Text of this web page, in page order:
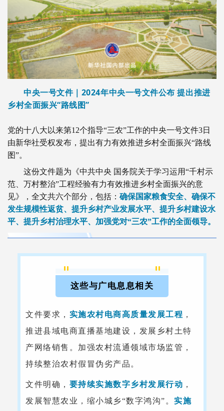
中央一号文件｜2024年中央一号文件公布 提出推进
乡村全面振兴“路线图”
党的十八大以来第12个指导“三农”工作的中央一号文件3日
由新华社受权发布，提出有力有效推进乡村全面振兴“路线
图”。
这份文件题为《中共中央 国务院关于学习运用“千村示
范、万村整治”工程经验有力有效推进乡村全面振兴的意
见》，全文共六个部分，包括： 确保国家粮食安全、确保不
发生规模性返贫、提升乡村产业发展水平、提升乡村建设水
平、提升乡村治理水平、加强党对“三农”工作的全面领导。
这些与广电息息相关
文件要求， 实施农村电商高质量发展工程 ，
推进县域电商直播基地建设，发展乡村土特
产网络销售。加强农村流通领域市场监管，
持续整治农村假冒伪劣产品。
文件明确， 要持续实施数字乡村发展行动 ，
发展智慧农业，缩小城乡“数字鸿沟”。 实施